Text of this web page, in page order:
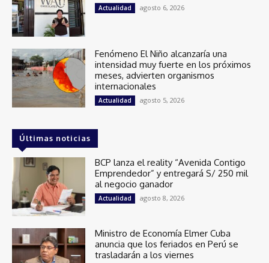
Actualidad agosto 6, 2026
Fenómeno El Niño alcanzaría una
intensidad muy fuerte en los próximos
meses, advierten organismos
internacionales
Actualidad agosto 5, 2026
Últimas noticias
BCP lanza el reality “Avenida Contigo
Emprendedor” y entregará S/ 250 mil
al negocio ganador
Actualidad agosto 8, 2026
Ministro de Economía Elmer Cuba
anuncia que los feriados en Perú se
trasladarán a los viernes